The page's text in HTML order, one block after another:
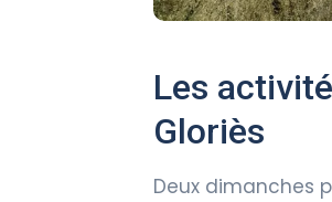
Les
Gloriès
Deux dimanches